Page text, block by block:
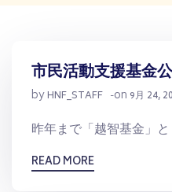
市民活動支援基金
byHNF_STAFF -on 9月 24,
昨年まで「越智基金」
READ MORE